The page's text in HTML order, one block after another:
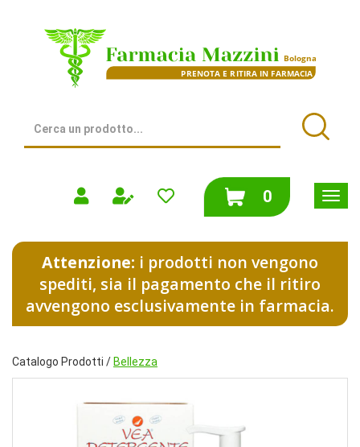
contenuto
Farmacia
Prodotto
0prodotti
inseriti
Attenzione: i prodotti non vengono
spediti, sia il pagamento che il ritiro
avvengono esclusivamente in farmacia.
Catalogo Prodotti / Bellezza